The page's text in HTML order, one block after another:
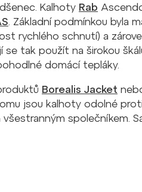
Kalhoty Rab
. Základní podmínkou byla
rychlého schnutí) a
tak použít na širokou
domácí tepláky.
Borealis Jacket
jsou kalhoty odolné
společníkem.